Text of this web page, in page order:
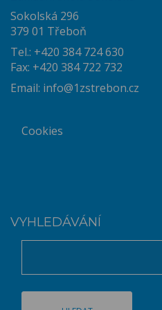
Sokolská 296
379 01 Třeboň
Tel.: +420 384 724 630
Fax: +420 384 722 732
Email: info@1zstrebon.cz
Cookies
VYHLEDÁVÁNÍ